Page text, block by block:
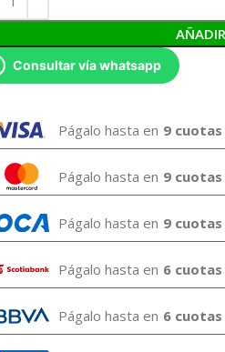
Consultar vía whatsapp
Págalo hasta en 9 cuotas
Págalo hasta en 9 cuotas
Págalo hasta en 9 cuotas
Págalo hasta en 6 cuotas
Págalo hasta en 6 cuotas